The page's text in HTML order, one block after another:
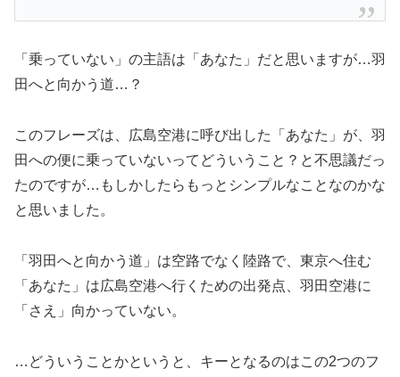
「乗っていない」の主語は「あなた」だと思いますが…羽
田へと向かう道…？
このフレーズは、広島空港に呼び出した「あなた」が、羽
田への便に乗っていないってどういうこと？と不思議だっ
たのですが…もしかしたらもっとシンプルなことなのかな
と思いました。
「羽田へと向かう道」は空路でなく陸路で、東京へ住む
「あなた」は広島空港へ行くための出発点、羽田空港に
「さえ」向かっていない。
…どういうことかというと、キーとなるのはこの2つのフ